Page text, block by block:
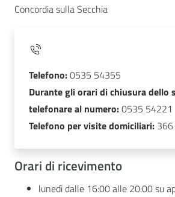
Concordia sulla Secchia
Telefono:0535 54355
Durante gli orari di chiusura dello
telefonare al numero:0535 54221
Telefono per visite domiciliari:
Orari di ricevimento
lunedì dalle 16:00 alle 20:00 su